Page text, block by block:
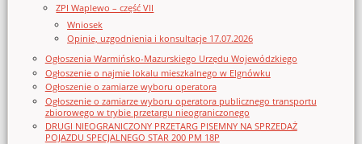
ZPI Waplewo – część VII
Wniosek
Opinie, uzgodnienia i konsultacje 17.07.2026
Ogłoszenia Warmińsko-Mazurskiego Urzędu Wojewódzkiego
Ogłoszenie o najmie lokalu mieszkalnego w Elgnówku
Ogłoszenie o zamiarze wyboru operatora
Ogłoszenie o zamiarze wyboru operatora publicznego transportu
zbiorowego w trybie przetargu nieograniczonego
DRUGI NIEOGRANICZONY PRZETARG PISEMNY NA SPRZEDAŻ
POJAZDU SPECJALNEGO STAR 200 PM 18P